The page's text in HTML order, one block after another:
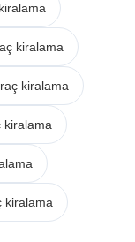
kiralama
kiralama
kiralama
kiralama